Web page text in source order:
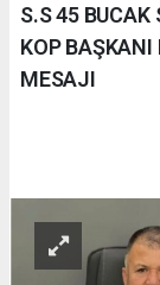
S.S 45 BUCAK
KOP BAŞKANI
MESAJI